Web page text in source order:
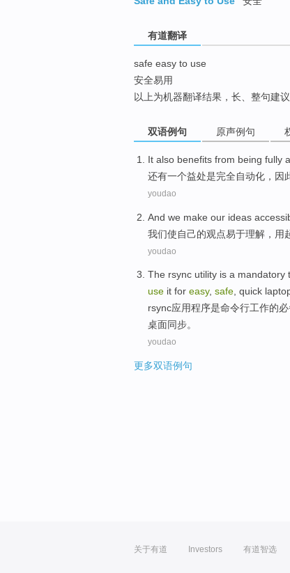
有道翻译
safe easy to use
安全易用
以上为机器翻译结果，长、整句建
双语例句 原声例句
It also benefits from being fully
还有一个益处是完全自动化 ， 因
youdao
And we make our ideas
我们使自己的观点易于理解 ， 用
youdao
The rsync utility is a mandatory
use it for easy, safe, quick
rsync应用程序是命令行工作的
桌面同步。
youdao
更多双语例句
关于有道 Investors 有道智选